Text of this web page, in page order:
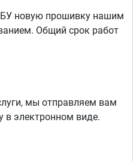
новую прошивку нашим
Общий срок работ
мы отправляем вам
в электронном виде.